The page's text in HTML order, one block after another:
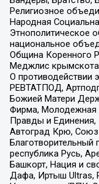
Религиозное
Народная
Этнополитическое
национальное
Община Коренного
Меджлис
О противодействии
РЕВТАТПОД,
Божией Матери
Фирма, Молодежная
Правды и Единения,
Автоград Крю, Союз
Благотворительный
республика Русь,
Башкорт, Нация и
Дафа, Иртыш Ultras,